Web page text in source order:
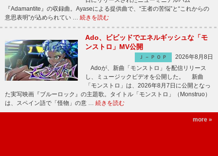
『Adamantite』の収録曲。Ayaseによる提供曲で、“王者の苦悩”と“これからの
意思表明”が込められてい … 続きを読む
Ado、ビビッドでエネルギッシュな「モ
ンストロ」MV公開
Ｊ－ＰＯＰ
2026年8月8日
Adoが、新曲「モンストロ」を配信リリース
し、ミュージックビデオを公開した。 新曲
「モンストロ」は、2026年8月7日に公開となっ
た実写映画『ブルーロック』の主題歌。タイトル「モンストロ」（Monstruo）
は、スペイン語で「怪物」の意 … 続きを読む
more »